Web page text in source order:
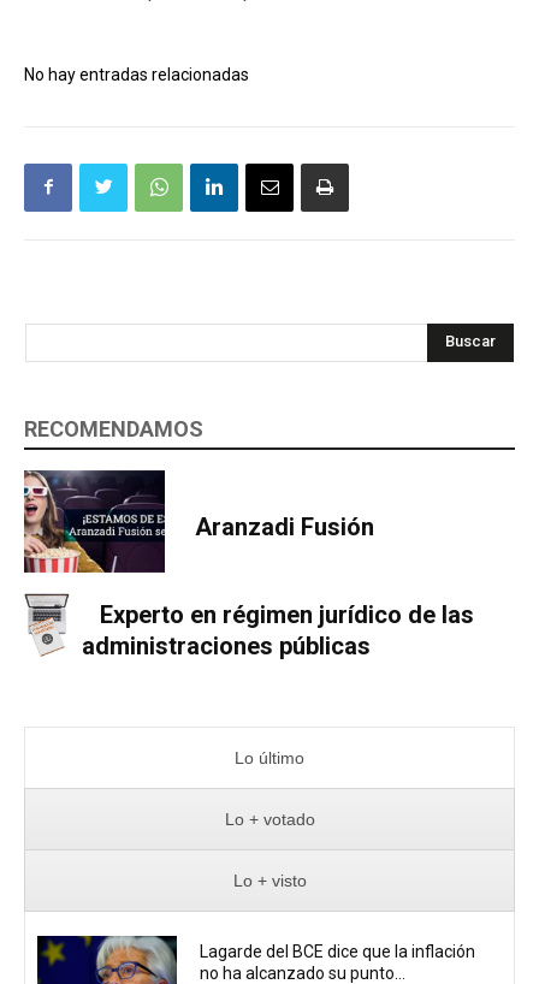
No hay entradas relacionadas
Buscar
RECOMENDAMOS
Aranzadi Fusión
Experto en régimen jurídico de las
administraciones públicas
Lo último
Lo + votado
Lo + visto
Lagarde del BCE dice que la inflación
no ha alcanzado su punto...